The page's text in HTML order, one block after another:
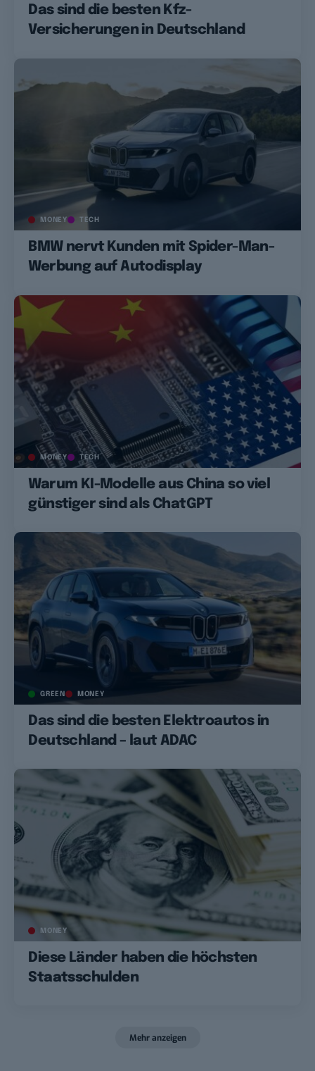
Das sind die besten Kfz-
Versicherungen in Deutschland
MONEY TECH
BMW nervt Kunden mit Spider-Man-
Werbung auf Autodisplay
MONEY TECH
Warum KI-Modelle aus China so viel
günstiger sind als ChatGPT
GREEN MONEY
Das sind die besten Elektroautos in
Deutschland – laut ADAC
MONEY
Diese Länder haben die höchsten
Staatsschulden
Mehr anzeigen